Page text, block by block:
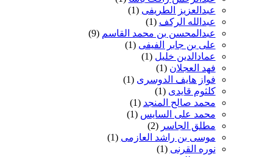
عبدالعزیز الطریفی (1)
عبدالله الرکف (1)
عبدالمحسن بن محمد القاسم (9)
علی بن جابر الفیفی (1)
عمادالدین خلیل (1)
فهد العجلان (1)
فواز هایف الدوسری (1)
کلثوم قایدی (1)
محمد صالح المنجد (1)
محمد علی السایس (1)
مطلق الجاسر (2)
موسی بن راشد العازمی (1)
نوره القرنی (1)